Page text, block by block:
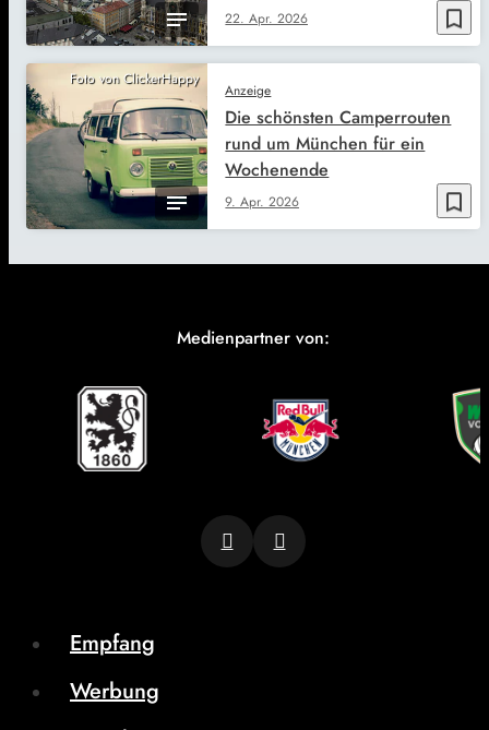
bookmark_border
22. Apr. 2026
Foto von ClickerHappy
bookmark_border
Anzeige
9. Apr. 2026
Die schönsten Camperrouten
rund um München für ein
Wochenende
Medienpartner von:
Empfang
Werbung